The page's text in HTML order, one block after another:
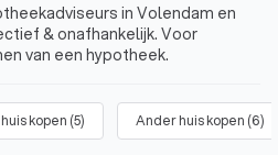
in Volendam en
& onafhankelijk. Voor
van een hypotheek.
kopen (5) Ander huis kopen (6)